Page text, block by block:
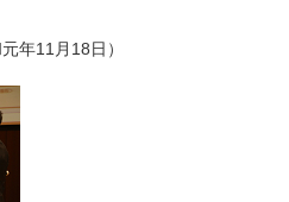
年11月18日）